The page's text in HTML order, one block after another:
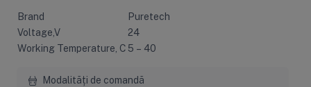
Brand
Puretech
Voltage,V
24
Working Temperature, C 5 – 40
Modalități de comandă